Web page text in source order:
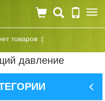
товаров :(
давление